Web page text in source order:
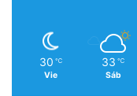
30 ℃
Vie
33 ℃
Sáb